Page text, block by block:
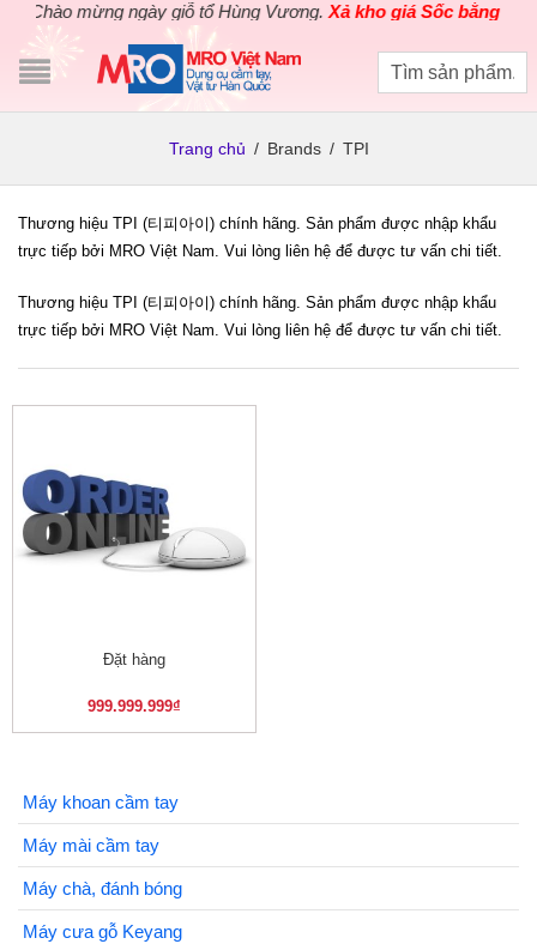
Chào mừng ngày giỗ tổ Hùng Vương.Xả kho giá Sốc bằng giá
Trang chủ / Brands / TPI
Thương hiệu TPI (티피아이) chính hãng. Sản phẩm được nhập khẩu
trực tiếp bởi MRO Việt Nam. Vui lòng liên hệ để được tư vấn chi tiết.
Thương hiệu TPI (티피아이) chính hãng. Sản phẩm được nhập khẩu
trực tiếp bởi MRO Việt Nam. Vui lòng liên hệ để được tư vấn chi tiết.
Đặt hàng
999.999.999₫
Máy khoan cầm tay
Máy mài cầm tay
Máy chà, đánh bóng
Máy cưa gỗ Keyang